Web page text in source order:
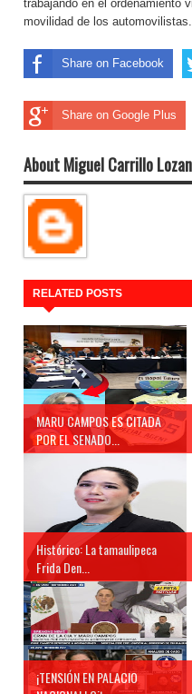
trabajando en el ordenamiento
movilidad de los automovilistas.
Share on Facebook
Share on Google Plus
About Miguel Carrillo
RELATED POSTS
MARU CAMPOS ES CITADA
POR EL SENADO...
Histórico: La tamaulipeca
Frida Den...
¡TENSIÓN EN PALACIO